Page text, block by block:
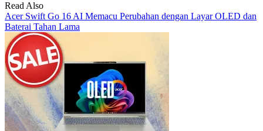
Read Also
Acer Swift Go 16 AI Memacu Perubahan dengan Layar OLED dan
Baterai Tahan Lama